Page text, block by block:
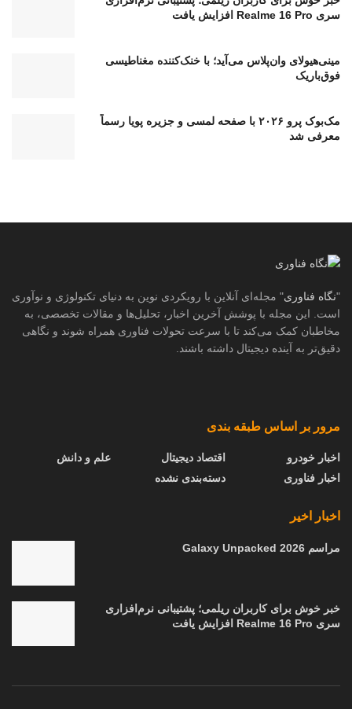
سری Realme 16 Pro افزایش یافت
مینی‌هیولای وان‌پلاس می‌آید؛ با خنک‌کننده مغناطیسی
فوق‌باریک
مک‌بوک پرو ۲۰۲۶ با صفحه لمسی و جزیره پویا رسماً
معرفی شد
"نگاه فناوری" مجله‌ای آنلاین با رویکردی نوین به دنیای تکنولوژی و نوآوری
است. این مجله با پوشش آخرین اخبار، تحلیل‌ها و مقالات تخصصی، به
مخاطبان کمک می‌کند تا با سرعت تحولات فناوری همراه شوند و نگاهی
دقیق‌تر به آینده دیجیتال داشته باشند.
مرور بر اساس طبقه بندی
اخبار خودرو
اخبار فناوری
اقتصاد دیجیتال
دسته‌بندی نشده
علم و دانش
اخبار اخیر
مراسم Galaxy Unpacked 2026
خبر خوش برای کاربران ریلمی؛ پشتیبانی نرم‌افزاری
سری Realme 16 Pro افزایش یافت